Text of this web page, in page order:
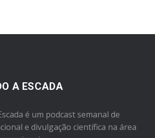
A ESCADA
é um podcast semanal de
e divulgação científica na área